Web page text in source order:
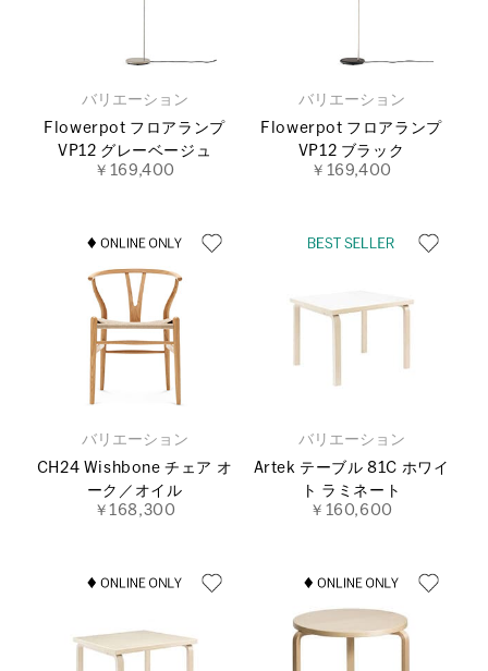
バリエーション
Flowerpot フロアランプ
VP12 グレーベージュ
￥169,400
バリエーション
Flowerpot フロアランプ
VP12 ブラック
￥169,400
バリエーション
CH24 Wishbone チェア オ
ーク／オイル
￥168,300
バリエーション
Artek テーブル 81C ホワイ
ト ラミネート
￥160,600